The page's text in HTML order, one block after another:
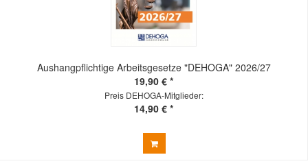
Aushangpflichtige Arbeitsgesetze "DEHOGA" 2026/27
19,90 € *
Preis DEHOGA-Mitglieder:
14,90 € *